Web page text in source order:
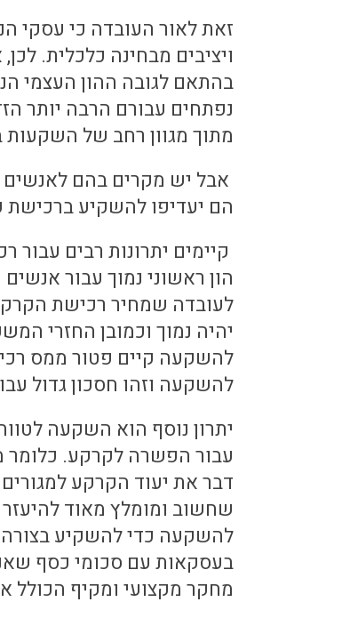
זאת לאור העובדה כי עסקי
ויציבים מבחינה כלכלית.
בהתאם לגובה ההון העצמי
נפתחים עבורם הרבה יותר
מתוך מגוון רחב של השקעות
אבל יש מקרים בהם לאנשים
הם יעדיפו להשקיע ברכישת
קיימים יתרונות רבים
הון ראשוני נמוך עבור
לעובדה שמחיר רכישת
יהיה נמוך וכמובן החזרי
להשקעה קיים פטור ממס
להשקעה וזהו חסכון גדול
יתרון נוסף הוא השקעה
עבור הפשרה לקרקע.
דבר את יעוד הקרקע
שחשוב ומומלץ מאוד
להשקעה כדי להשקיע בצורה
בעסקאות עם סכומי כסף
מחקר מקצועי ומקיף הכולל